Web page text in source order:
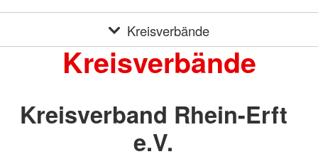
Kreisverbände
Kreisverbände
Kreisverband Rhein-Erft
e.V.